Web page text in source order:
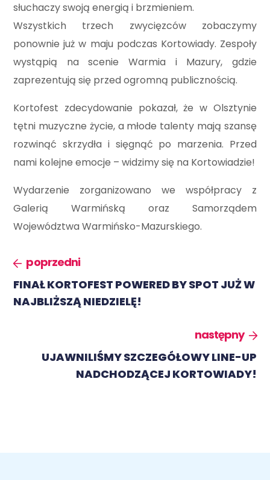
słuchaczy swoją energią i brzmieniem.
Wszystkich trzech zwycięzców zobaczymy
ponownie już w maju podczas Kortowiady. Zespoły
wystąpią na scenie Warmia i Mazury, gdzie
zaprezentują się przed ogromną publicznością.
Kortofest zdecydowanie pokazał, że w Olsztynie
tętni muzyczne życie, a młode talenty mają szansę
rozwinąć skrzydła i sięgnąć po marzenia. Przed
nami kolejne emocje – widzimy się na Kortowiadzie!
Wydarzenie zorganizowano we współpracy z
Galerią Warmińską oraz Samorządem
Województwa Warmińsko-Mazurskiego.
poprzedni
FINAŁ KORTOFEST POWERED BY SPOT JUŻ W
NAJBLIŻSZĄ NIEDZIELĘ!
następny
UJAWNILIŚMY SZCZEGÓŁOWY LINE-UP
NADCHODZĄCEJ KORTOWIADY!